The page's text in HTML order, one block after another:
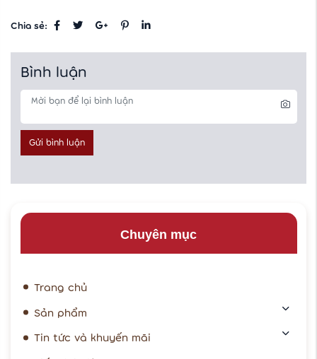
Chia sẻ:
Bình luận
Gửi bình luận
Chuyên mục
Trang chủ
Sản phẩm
Tin tức và khuyến mãi